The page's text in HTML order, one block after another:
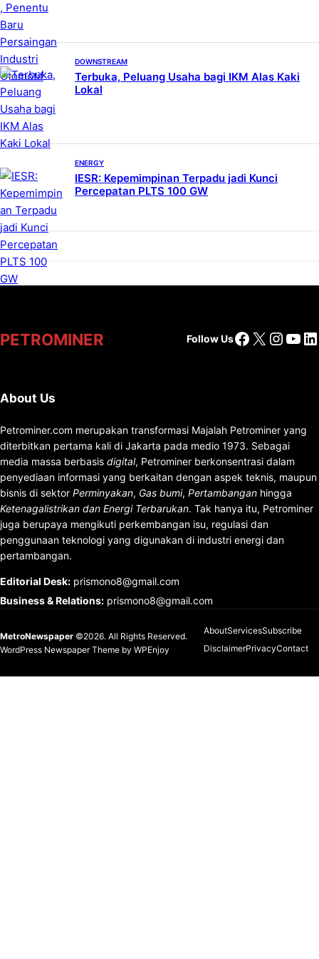
DOWNSTREAM
Terbuka, Peluang Usaha bagi IKM Alas Kaki
Lokal
ENERGY
IESR: Kepemimpinan Terpadu jadi Kunci
Percepatan PLTS 100 GW
PETROMINER Follow UsFacebook
X
About Us
Petrominer.com merupakan transformasi Majalah Petrominer yang
diterbitkan pertama kali di Jakarta pada medio 1973. Sebagai
media massa berbasis digital, Petrominer berkonsentrasi dalam
penyediaan informasi yang berkaitan dengan aspek teknis, maupun
bisnis di sektor Perminyakan, Gas bumi, Pertambangan hingga
Ketenagalistrikan dan Energi Terbarukan. Tak hanya itu, Petrominer
juga berupaya mengikuti perkembangan isu, regulasi dan
penggunaan teknologi yang digunakan di industri energi dan
pertambangan.
Editorial Desk: prismono8@gmail.com
Business & Relations: prismono8@gmail.com
MetroNewspaper ©2026. All Rights Reserved.
WordPress Newspaper Theme by WPEnjoy
AboutServicesSubscribe
DisclaimerPrivacyContact